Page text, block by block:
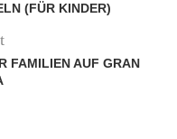
(FÜR KINDER)
FAMILIEN AUF GRAN